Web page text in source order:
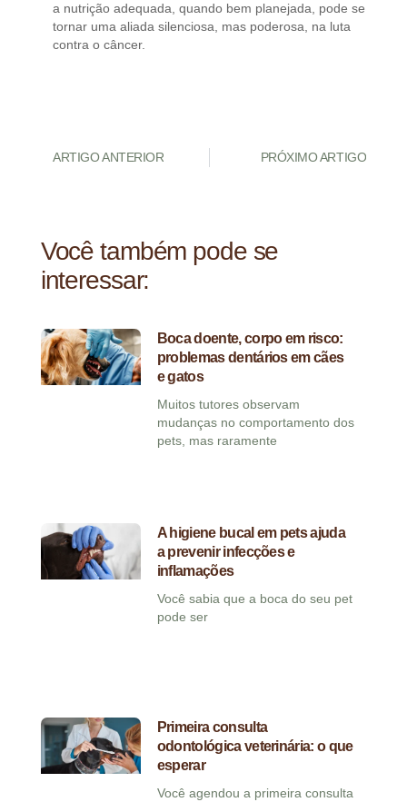
a nutrição adequada, quando bem planejada, pode se
tornar uma aliada silenciosa, mas poderosa, na luta
contra o câncer.
ARTIGO ANTERIOR PRÓXIMO ARTIGO
Você também pode se
interessar:
Boca doente, corpo em risco:
problemas dentários em cães
e gatos
Muitos tutores observam
mudanças no comportamento dos
pets, mas raramente
A higiene bucal em pets ajuda
a prevenir infecções e
inflamações
Você sabia que a boca do seu pet
pode ser
Primeira consulta
odontológica veterinária: o que
esperar
Você agendou a primeira consulta